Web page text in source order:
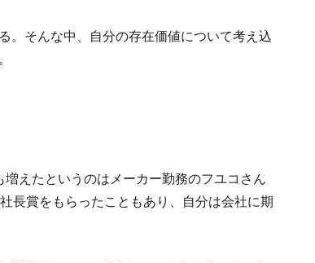
。そんな中、自分の存在価値について考え込
えたというのはメーカー勤務のフユコさん
長賞をもらったこともあり、自分は会社に期